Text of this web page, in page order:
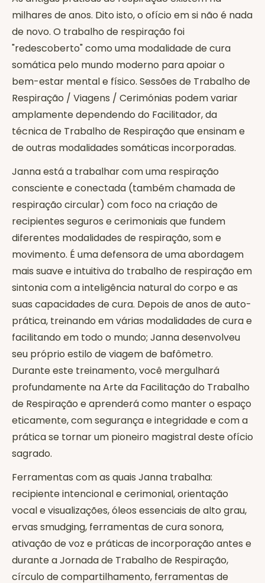
milhares de anos. Dito isto, o ofício em si não é nada
de novo. O trabalho de respiração foi
"redescoberto" como uma modalidade de cura
somática pelo mundo moderno para apoiar o
bem-estar mental e físico. Sessões de Trabalho de
Respiração / Viagens / Cerimónias podem variar
amplamente dependendo do Facilitador, da
técnica de Trabalho de Respiração que ensinam e
de outras modalidades somáticas incorporadas.
Janna está a trabalhar com uma respiração
consciente e conectada (também chamada de
respiração circular) com foco na criação de
recipientes seguros e cerimoniais que fundem
diferentes modalidades de respiração, som e
movimento. É uma defensora de uma abordagem
mais suave e intuitiva do trabalho de respiração em
sintonia com a inteligência natural do corpo e as
suas capacidades de cura. Depois de anos de auto-
prática, treinando em várias modalidades de cura e
facilitando em todo o mundo; Janna desenvolveu
seu próprio estilo de viagem de bafômetro.
Durante este treinamento, você mergulhará
profundamente na Arte da Facilitação do Trabalho
de Respiração e aprenderá como manter o espaço
eticamente, com segurança e integridade e com a
prática se tornar um pioneiro magistral deste ofício
sagrado.
Ferramentas com as quais Janna trabalha:
recipiente intencional e cerimonial, orientação
vocal e visualizações, óleos essenciais de alto grau,
ervas smudging, ferramentas de cura sonora,
ativação de voz e práticas de incorporação antes e
durante a Jornada de Trabalho de Respiração,
círculo de compartilhamento, ferramentas de